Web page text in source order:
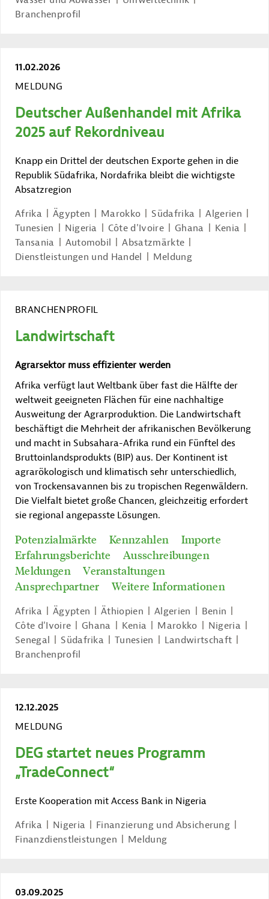
Branchenprofil
11.02.2026
MELDUNG
Deutscher Außenhandel mit Afrika
2025 auf Rekordniveau
Knapp ein Drittel der deutschen Exporte gehen in die
Republik Südafrika, Nordafrika bleibt die wichtigste
Absatzregion
Afrika
Ägypten Marokko Südafrika
Algerien
Tunesien
Nigeria Côte d'Ivoire Ghana
Kenia
Tansania
Automobil
Absatzmärkte
Dienstleistungen und Handel
Meldung
BRANCHENPROFIL
Landwirtschaft
Agrarsektor muss effizienter werden
Afrika verfügt laut Weltbank über fast die Hälfte der
weltweit geeigneten Flächen für eine nachhaltige
Ausweitung der Agrarproduktion. Die Landwirtschaft
beschäftigt die Mehrheit der afrikanischen Bevölkerung
und macht in Subsahara-Afrika rund ein Fünftel des
Bruttoinlandsprodukts (BIP) aus. Der Kontinent ist
agrarökologisch und klimatisch sehr unterschiedlich,
von Trockensavannen bis zu tropischen Regenwäldern.
Die Vielfalt bietet große Chancen, gleichzeitig erfordert
sie regional angepasste Lösungen.
Potenzialmärkte Kennzahlen
Importe
Erfahrungsberichte
Ausschreibungen
Meldungen
Veranstaltungen
Ansprechpartner
Weitere Informationen
Afrika Ägypten Äthiopien Algerien
Benin
Côte d'Ivoire
Ghana Kenia Marokko
Nigeria
Senegal
Südafrika Tunesien
Landwirtschaft
Branchenprofil
12.12.2025
MELDUNG
DEG startet neues Programm
„TradeConnect“
Erste Kooperation mit Access Bank in Nigeria
Afrika
Nigeria
Finanzierung und Absicherung
Finanzdienstleistungen
Meldung
03.09.2025